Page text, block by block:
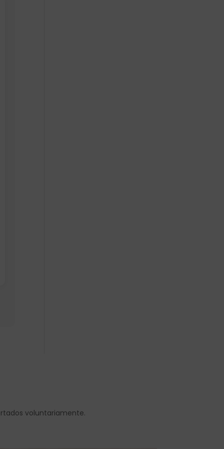
voluntariamente.